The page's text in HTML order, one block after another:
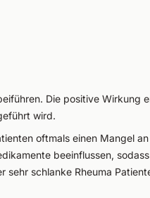
Die positive Wirkung
wird.
oftmals einen Mangel
beeinflussen,
schlanke Rheuma